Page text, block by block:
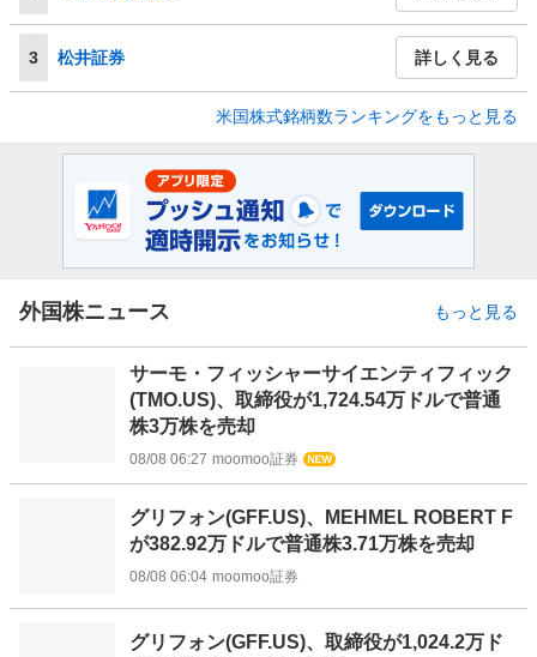
3 松井証券 詳しく見る
米国株式銘柄数ランキングをもっと見る
外国株ニュース もっと見る
サーモ・フィッシャーサイエンティフィック
(TMO.US)、取締役が1,724.54万ドルで普通
株3万株を売却
08/08 06:27 moomoo証券
グリフォン(GFF.US)、MEHMEL ROBERT F
が382.92万ドルで普通株3.71万株を売却
08/08 06:04 moomoo証券
グリフォン(GFF.US)、取締役が1,024.2万ド